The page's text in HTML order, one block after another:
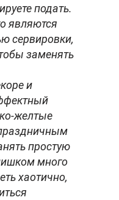
подать.
являются
сервировки,
заменять
и
желтые
простую
много
хаотично,